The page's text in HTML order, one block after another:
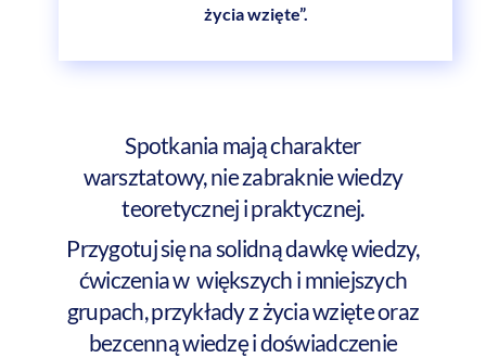
życia wzięte”.
Spotkania mają charakter
warsztatowy, nie zabraknie wiedzy
teoretycznej i praktycznej.
Przygotuj się na solidną dawkę wiedzy,
ćwiczenia w większych i mniejszych
grupach, przykłady z życia wzięte oraz
bezcenną wiedzę i doświadczenie